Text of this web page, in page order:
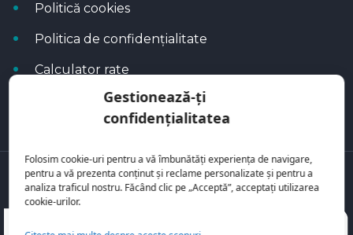
Gestionează-ți
confidențialitatea
Folosim cookie-uri pentru a vă îmbunătăți experiența de navigare,
pentru a vă prezenta conținut și reclame personalizate și pentru a
analiza traficul nostru. Făcând clic pe „Acceptă”, acceptați utilizarea
cookie-urilor.
Politică cookies
Politica de confidențialitate
Calculator rate
Blog Autoflux
Toate mașinile se regăsesc peAutoFlux